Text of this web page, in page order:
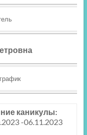
каникулы:
-06.11.2023